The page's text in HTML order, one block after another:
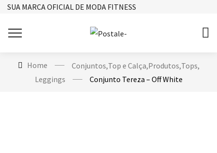
SUA MARCA OFICIAL DE MODA FITNESS
Home Conjuntos,Top e Calça,Produtos,Tops,
Leggings
Conjunto Tereza – Off White